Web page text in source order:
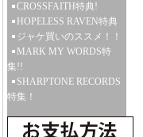
CROSSFAITH特典!
HOPELESS RAVEN特典
ジャケ買いのススメ！！
MARK MY WORDS特
集!!
SHARPTONE RECORDS
特集！